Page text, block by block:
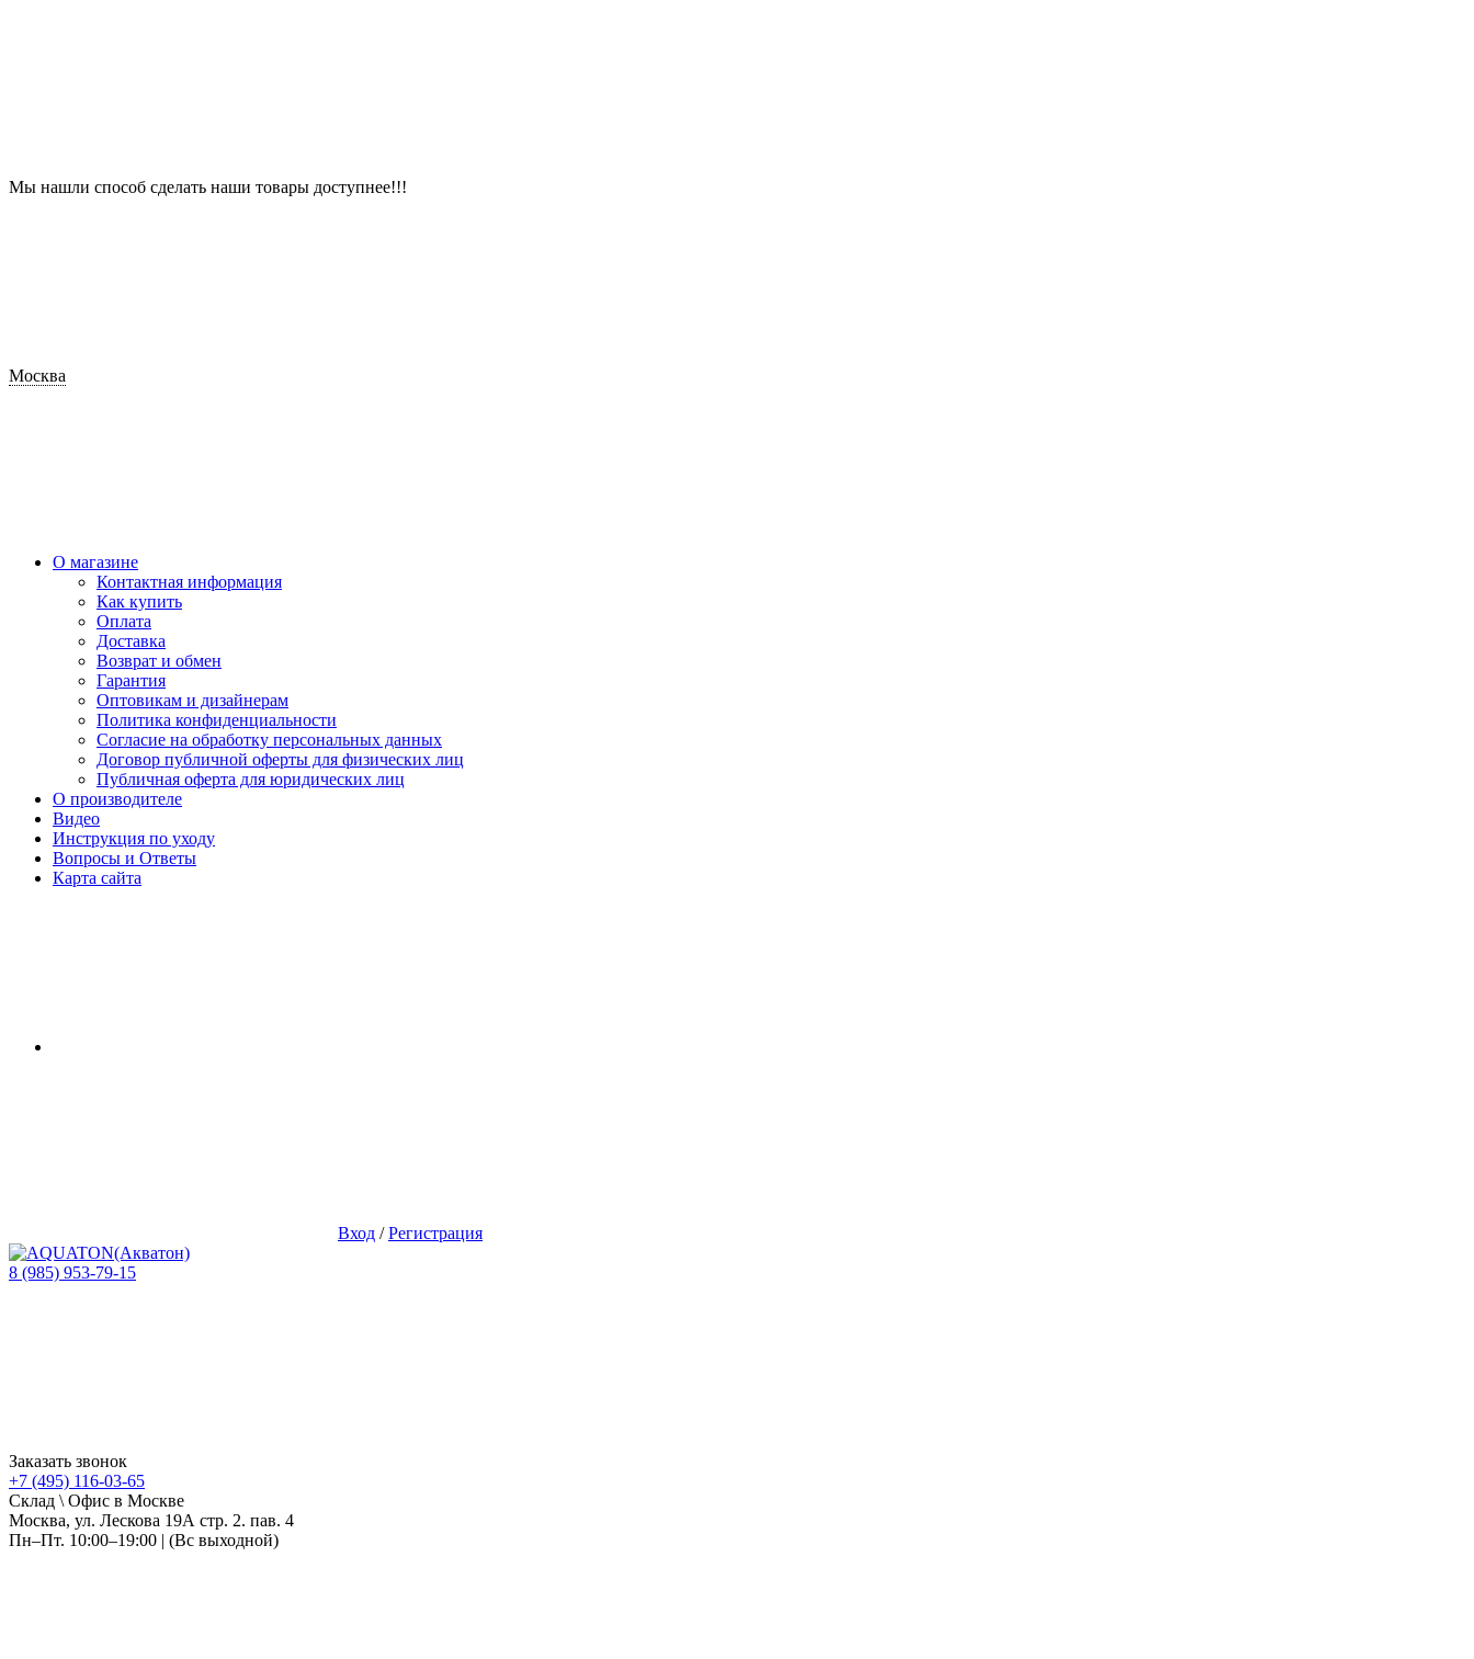
Мы нашли способ сделать наши товары доступнее!!!
Москва
О магазине
Контактная информация
Как купить
Оплата
Доставка
Возврат и обмен
Гарантия
Оптовикам и дизайнерам
Политика конфиденциальности
Согласие на обработку персональных данных
Договор публичной оферты для физических лиц
Публичная оферта для юридических лиц
О производителе
Видео
Инструкция по уходу
Вопросы и Ответы
Карта сайта
Вход /Регистрация
8 (985) 953-79-15
Заказать звонок
+7 (495) 116-03-65
Склад \ Офис в Москве
Москва, ул. Лескова 19А стр. 2. пав. 4
Пн–Пт. 10:00–19:00 | (Вс выходной)